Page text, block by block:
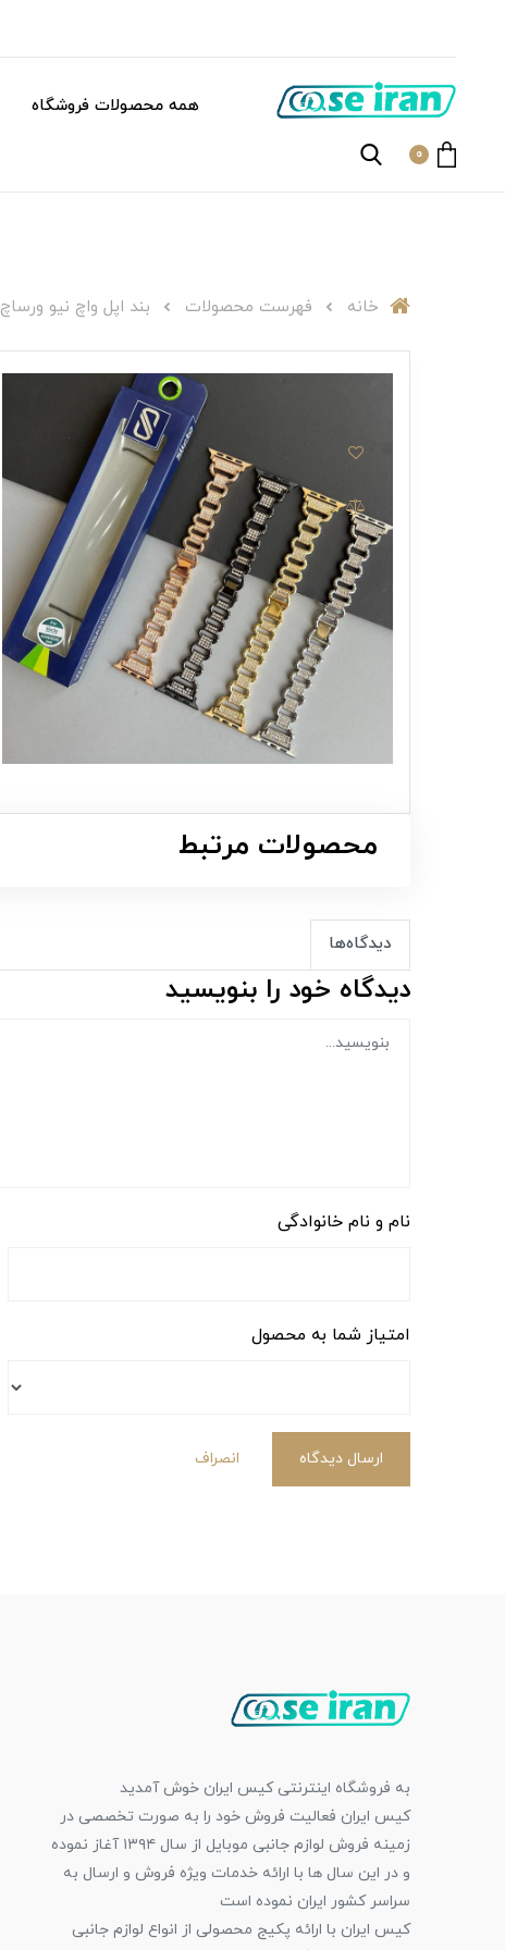
همه محصولات فروشگاه
0
خانه فهرست محصولات بند اپل واچ نیو ورساچI000173
محصولات مرتبط
دیدگاه‌ها
دیدگاه خود را بنویسید
نام و نام خانوادگی
امتیاز شما به محصول
ارسال دیدگاه انصراف
به فروشگاه اینترنتی کیس ایران خوش آمدید
کیس ایران فعالیت فروش خود را به صورت تخصصی در
زمینه فروش لوازم جانبی موبایل از سال ۱۳۹۴ آغاز نموده
و در این سال ها با ارائه خدمات ویژه فروش و ارسال به
سراسر کشور ایران نموده است
کیس ایران با ارائه پکیج محصولی از انواع لوازم جانبی